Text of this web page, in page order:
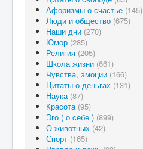
Афоризмы о счастье (145)
Люди и общество (675)
Наши дни (270)
Юмор (285)
Религия (205)
Школа жизни (661)
Чувства, эмоции (166)
Цитаты о деньгах (131)
Наука (87)
Красота (95)
Эго ( о себе ) (899)
О животных (42)
Спорт (165)